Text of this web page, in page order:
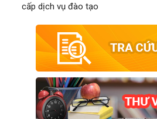
cấp dịch vụ đào tạo